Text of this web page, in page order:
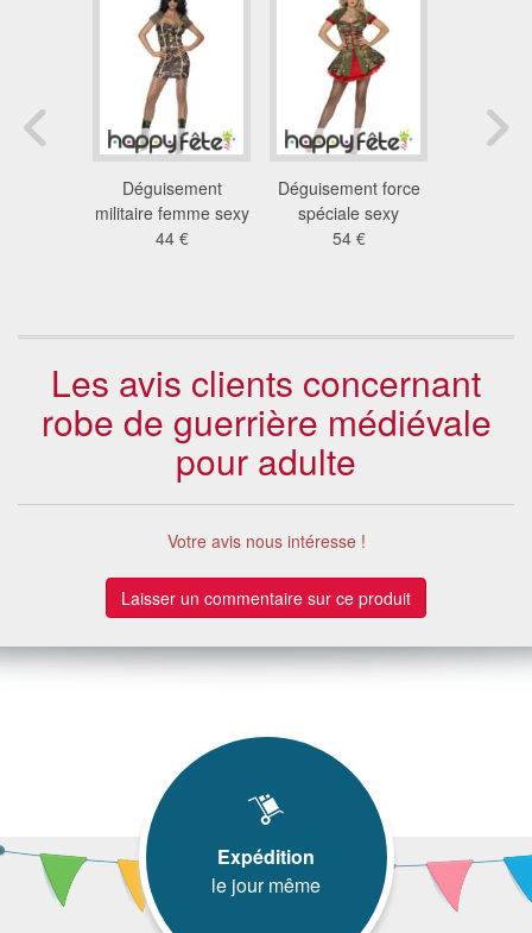
Déguisement
militaire femme sexy
44 €
Déguisement force
spéciale sexy
54 €
Les avis clients concernant
robe de guerrière médiévale
pour adulte
Votre avis nous intéresse !
Laisser un commentaire sur ce produit
Expédition
le jour même